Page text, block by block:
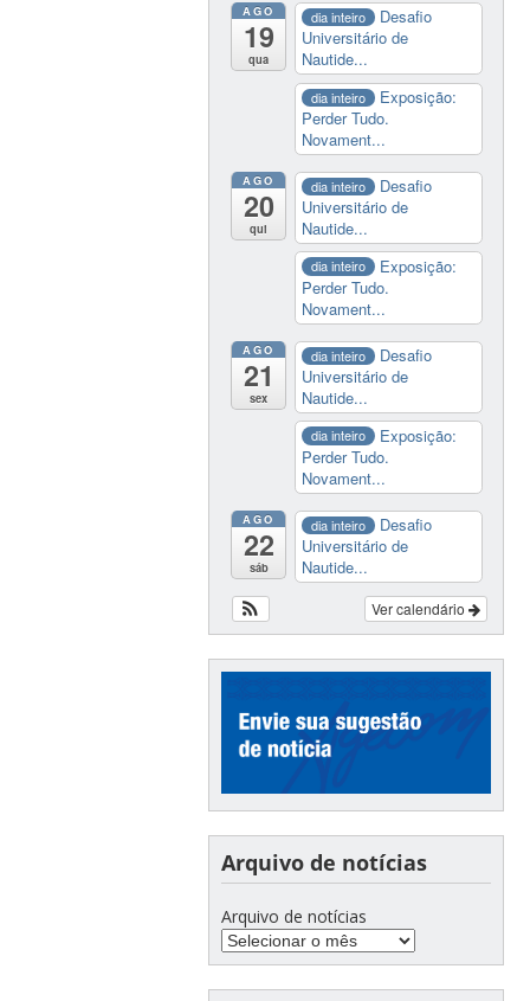
AGO
19
qua
dia inteiro
Desafio
Universitário de
Nautide...
dia inteiro
Exposição:
Perder Tudo.
Novament...
AGO
20
qui
dia inteiro
Desafio
Universitário de
Nautide...
dia inteiro
Exposição:
Perder Tudo.
Novament...
AGO
21
sex
dia inteiro
Desafio
Universitário de
Nautide...
dia inteiro
Exposição:
Perder Tudo.
Novament...
AGO
22
sáb
dia inteiro
Desafio
Universitário de
Nautide...
Ver calendário
Arquivo de notícias
Arquivo de notícias